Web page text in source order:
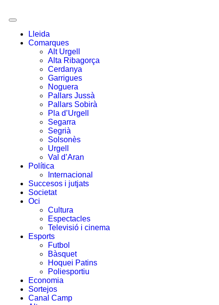
Lleida
Comarques
Alt Urgell
Alta Ribagorça
Cerdanya
Garrigues
Noguera
Pallars Jussà
Pallars Sobirà
Pla d’Urgell
Segarra
Segrià
Solsonès
Urgell
Val d’Aran
Política
Internacional
Succesos i jutjats
Societat
Oci
Cultura
Espectacles
Televisió i cinema
Esports
Futbol
Bàsquet
Hoquei Patins
Poliesportiu
Economia
Sortejos
Canal Camp